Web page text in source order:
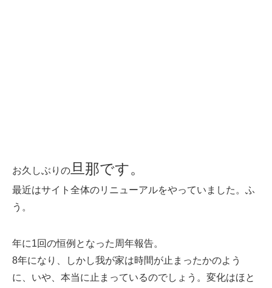
お久しぶりの 旦那です。
最近はサイト全体のリニューアルをやっていました。ふ
う。
年に1回の恒例となった周年報告。
8年になり、しかし我が家は時間が止まったかのよう
に、いや、本当に止まっているのでしょう。変化はほと